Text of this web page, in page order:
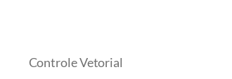
Controle Vetorial